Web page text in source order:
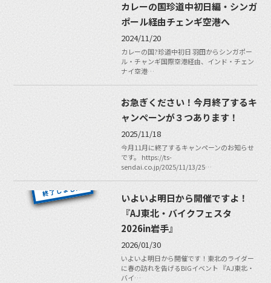
カレーの国珍道中初日編・シンガ
ポール経由チェンギ空港へ
2024/11/20
カレーの国?珍道中初日 羽田からシンガポー
ル・チャンギ国際空港経由、インド・チェン
ナイ空港…
お急ぎください！今月終了するキ
ャンペーンが３つあります！
2025/11/18
今月11月に終了するキャンペーンのお知らせ
です。 https://ts-
sendai.co.jp/2025/11/13/25…
いよいよ明日から開催ですよ！
『AJ東北・バイクフェスタ
2026in岩手』
2026/01/30
いよいよ明日から開催です！東北のライダー
に春の訪れを告げるBIGイベント 『AJ東北・
バイ…